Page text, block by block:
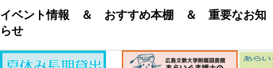
イベント情報 ＆ おすすめ本棚 ＆ 重要なお知
らせ